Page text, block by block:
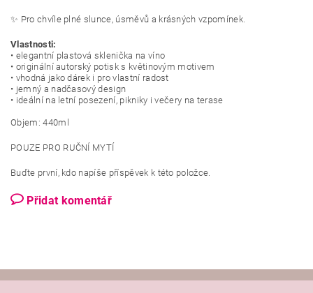
✨ Pro chvíle plné slunce, úsměvů a krásných vzpomínek.
Vlastnosti:
• elegantní plastová sklenička na víno
• originální autorský potisk s květinovým motivem
• vhodná jako dárek i pro vlastní radost
• jemný a nadčasový design
• ideální na letní posezení, pikniky i večery na terase
Objem: 440ml
POUZE PRO RUČNÍ MYTÍ
Buďte první, kdo napíše příspěvek k této položce.
Přidat komentář